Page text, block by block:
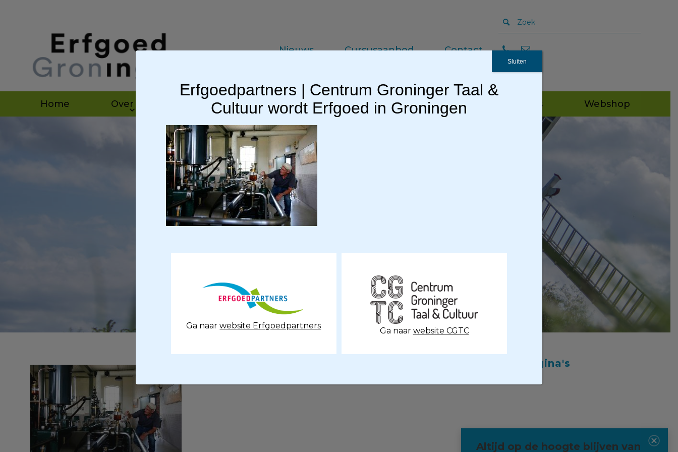
Nieuws Cursusaanbod Contact
Home Over ons Agenda Vakinformatie Praktijkkennis Publicaties Webshop
activiteiten
Subpagina's
Erfgoedpartners | Centrum Groninger Taal &
Cultuur wordt Erfgoed in Groningen
Ga naarwebsite Erfgoedpartners
Ga naar website CGTC
Sluiten
Altijd op de hoogte blijven van